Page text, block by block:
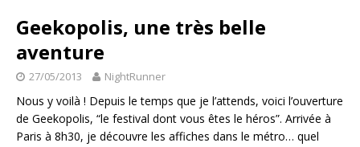
Geekopolis, une très belle
aventure
27/05/2013 NightRunner
Nous y voilà ! Depuis le temps que je l’attends, voici l’ouverture
de Geekopolis, “le festival dont vous êtes le héros”. Arrivée à
Paris à 8h30, je découvre les affiches dans le métro… quel